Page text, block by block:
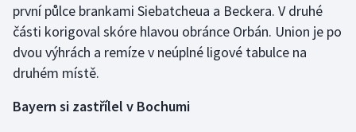
první půlce brankami Siebatcheua a Beckera. V druhé
části korigoval skóre hlavou obránce Orbán. Union je po
dvou výhrách a remíze v neúplné ligové tabulce na
druhém místě.
Bayern si zastřílel v Bochumi